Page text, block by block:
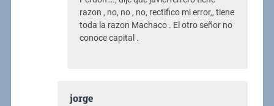
razon , no, no , no, rectifico mi error,, tiene
toda la razon Machaco . El otro señor no
conoce capital .
jorge